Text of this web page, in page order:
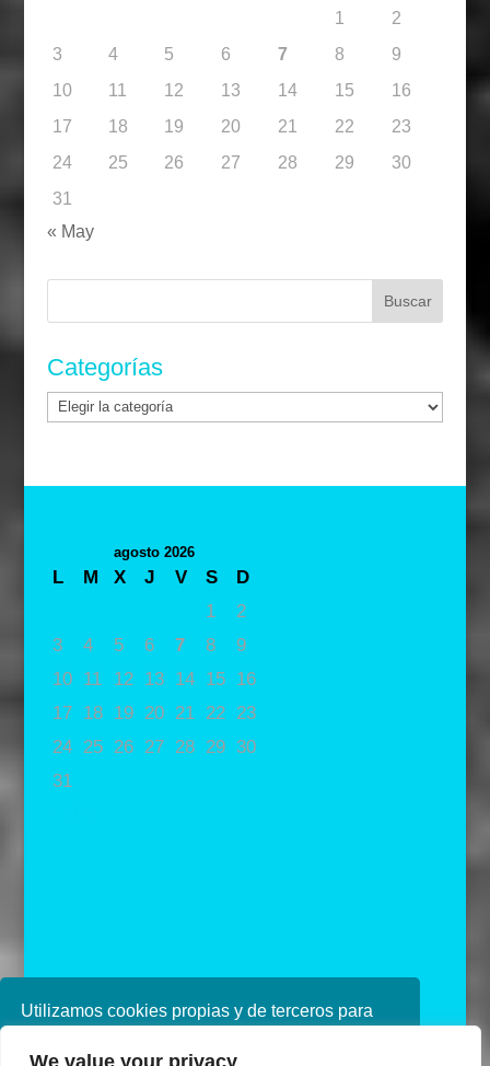
Utilizamos cookies propias y de terceros para
We value your privacy
1
2
3
4 5 6 7 8
9
10
11 12 13 14 15
16
17
18 19 20 21 22
23
24
25 26 27 28 29
30
31
« May
Categorías
Categorías
agosto 2026
L M X J V S
D
1
2
3
4 5 6 7 8
9
10
11 12 13 14 15
16
17
18 19 20 21 22
23
24
25 26 27 28 29 30
31